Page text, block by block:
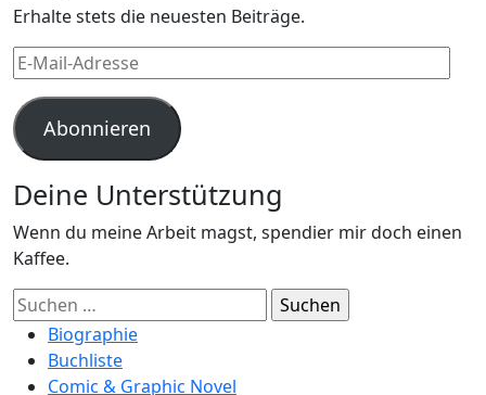
Erhalte stets die neuesten Beiträge.
E-
Mail-
Adresse
Abonnieren
Deine Unterstützung
Wenn du meine Arbeit magst, spendier mir doch einen
Kaffee.
Suchen
nach:Biographie
Buchliste
Comic & Graphic Novel